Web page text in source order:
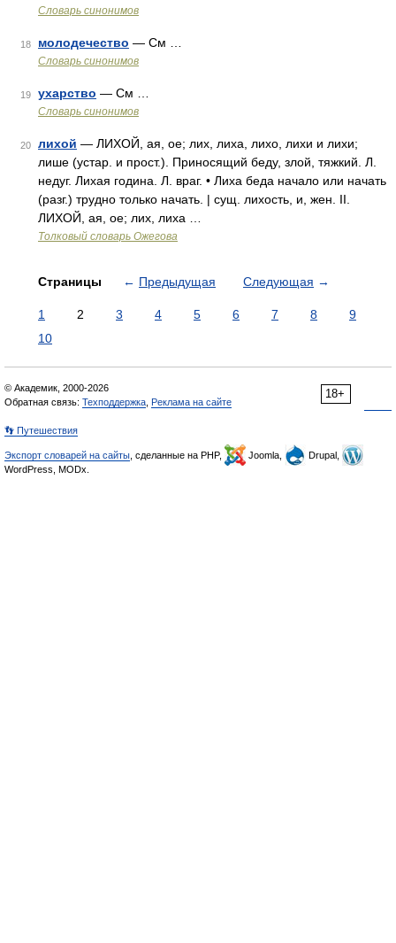
Словарь синонимов
18 молодечество — См …
Словарь синонимов
19 ухарство — См …
Словарь синонимов
20 лихой — ЛИХОЙ, ая, ое; лих, лиха, лихо, лихи и лихи;
лише (устар. и прост.). Приносящий беду, злой, тяжкий. Л.
недуг. Лихая година. Л. враг. • Лиха беда начало или начать
(разг.) трудно только начать. | сущ. лихость, и, жен. II.
ЛИХОЙ, ая, ое; лих, лиха …
Толковый словарь Ожегова
Страницы ← Предыдущая Следующая →
1 2 3 4 5 6 7 8
9
10
18+
© Академик, 2000-2026
Обратная связь: Техподдержка Реклама на сайте
👣 Путешествия
Экспорт словарей на сайты , сделанные на PHP, Joomla,
Drupal,
WordPress, MODx.